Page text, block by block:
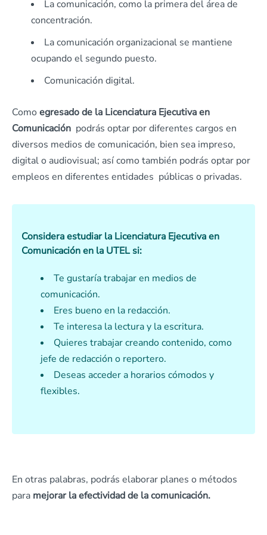
La comunicación, como la primera del área de
concentración.
La comunicación organizacional se mantiene
ocupando el segundo puesto.
Comunicación digital.
Como egresado de la Licenciatura Ejecutiva en
Comunicación podrás optar por diferentes cargos en
diversos medios de comunicación, bien sea impreso,
digital o audiovisual; así como también podrás optar por
empleos en diferentes entidades públicas o privadas.
Considera estudiar la Licenciatura Ejecutiva en
Comunicación en la UTEL si:
Te gustaría trabajar en medios de
comunicación.
Eres bueno en la redacción.
Te interesa la lectura y la escritura.
Quieres trabajar creando contenido, como
jefe de redacción o reportero.
Deseas acceder a horarios cómodos y
flexibles.
En otras palabras, podrás elaborar planes o métodos
para mejorar la efectividad de la comunicación.